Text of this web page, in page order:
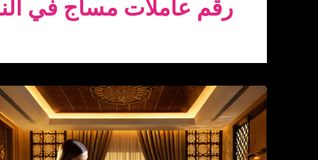
رقم عاملات مساج في